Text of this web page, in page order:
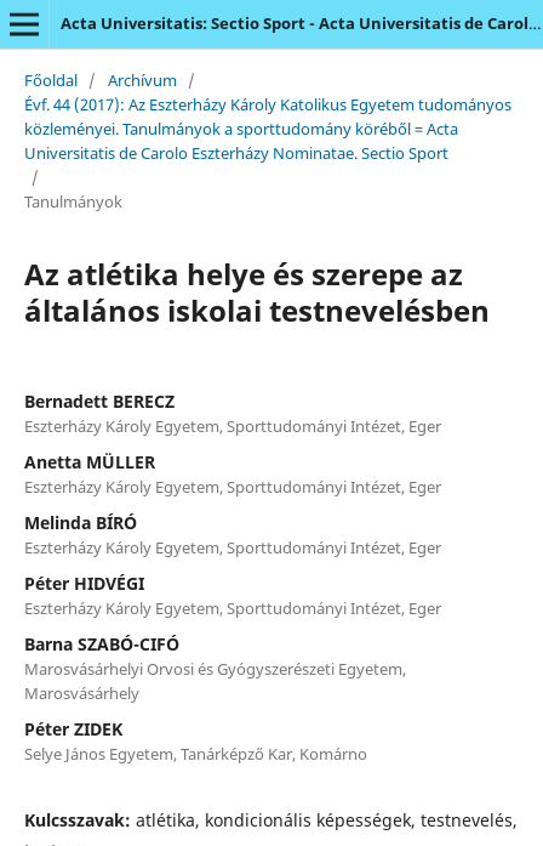
Acta Universitatis: Sectio Sport - Acta Universitatis de Carolo Eszterházy Nominatae
Főoldal / Archívum /
Évf. 44 (2017): Az Eszterházy Károly Katolikus Egyetem tudományos
közleményei. Tanulmányok a sporttudomány köréből = Acta
Universitatis de Carolo Eszterházy Nominatae. Sectio Sport
/
Tanulmányok
Az atlétika helye és szerepe az
általános iskolai testnevelésben
Bernadett BERECZ
Eszterházy Károly Egyetem, Sporttudományi Intézet, Eger
Anetta MÜLLER
Eszterházy Károly Egyetem, Sporttudományi Intézet, Eger
Melinda BÍRÓ
Eszterházy Károly Egyetem, Sporttudományi Intézet, Eger
Péter HIDVÉGI
Eszterházy Károly Egyetem, Sporttudományi Intézet, Eger
Barna SZABÓ-CIFÓ
Marosvásárhelyi Orvosi és Gyógyszerészeti Egyetem,
Marosvásárhely
Péter ZIDEK
Selye János Egyetem, Tanárképző Kar, Komárno
Kulcsszavak: atlétika, kondicionális képességek, testnevelés,